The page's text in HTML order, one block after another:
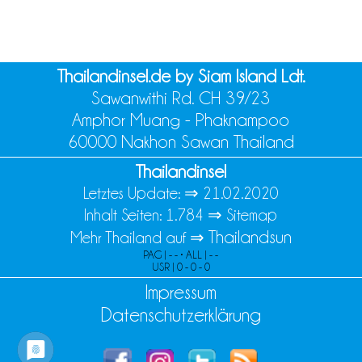
Thailandinsel.de by Siam Island Ldt.
Sawanwithi Rd. CH 39/23
Amphor Muang - Phaknampoo
60000 Nakhon Sawan Thailand
Thailandinsel
Letztes Update: ⇒ 21.02.2020
Inhalt Seiten: 1.784 ⇒ Sitemap
Mehr Thailand auf ⇒ Thailandsun
PAG | - - • ALL | - -
USR | 0 - 0 - 0
Impressum
Datenschutzerklärung